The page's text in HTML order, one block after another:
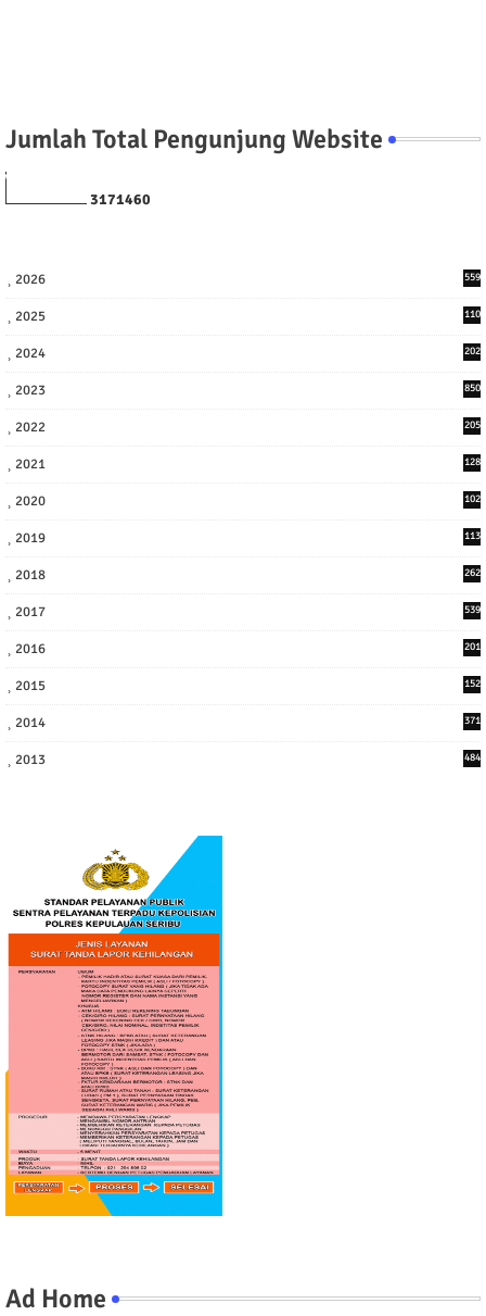
Jumlah Total Pengunjung Website
3171460
2026 559
2025
110
2024
202
2023 850
2022
205
2021
128
2020
102
2019
113
2018
262
2017
539
2016
201
2015 152
2014 371
2013 484
Ad Home